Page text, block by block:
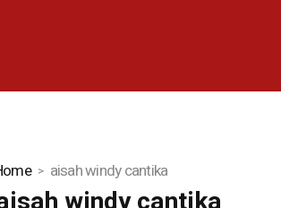
aisah windy cantika